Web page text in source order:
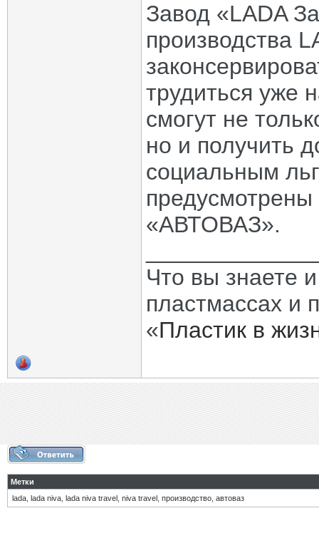
Завод «LADA
производства
трудиться уже
смогут не
но и получить
социальным
«АВТОВАЗ».
Что вы знаете
пластмассах и
«Пластик в
Метки
lada lada niva lada niva travel niva travel производство автоваз